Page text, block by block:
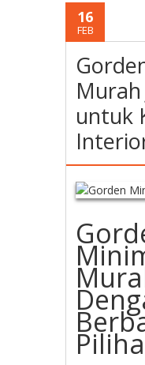
16
FEB
untuk